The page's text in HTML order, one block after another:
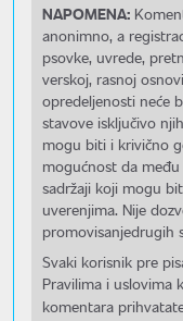
NAPOMENA:
anonimno, a
psovke, uvrede,
verskoj, rasnoj
opredeljenosti neće
stavove isključivo
mogu biti i krivično
mogućnost da
sadržaji koji mogu
uverenjima. Nije
promovisanjedrugih
Svaki korisnik pre
Pravilima i uslovima
komentara